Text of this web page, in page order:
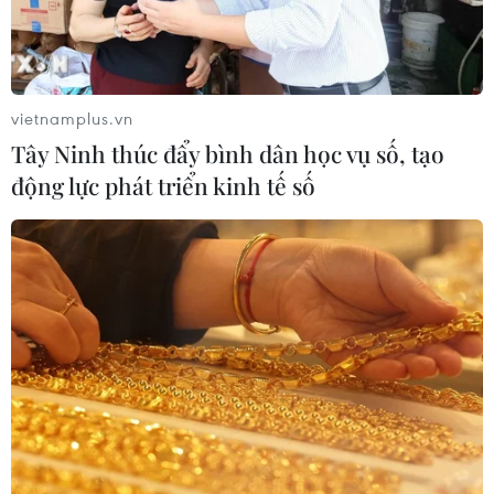
06/08/2026 11:49
Nhận định Việt Nam vs
Campuchia: Vì sao thầy trò HLV Kim
Sang-sik cần giành ngôi đầu bảng?
06/08/2026 11:05
Nhận định Việt Nam vs Campuchia:
'Phù thủy Kim' sẽ xoay tua toan tính
đường dài?
06/08/2026 08:25
HLV Kim Sang-sik: 'Tuyển Việt Nam
hướng tới chiến thắng để giữ ngôi
vietnamplus.vn
Tây Ninh thúc đẩy bình dân học vụ số, tạo
động lực phát triển kinh tế số